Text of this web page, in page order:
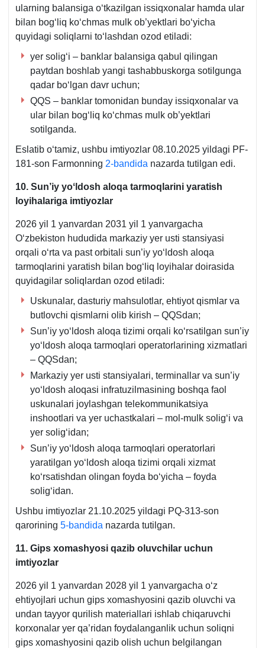
ularning balansiga oʻtkazilgan issiqхonalar hamda ular
bilan bogʻliq koʻchmas mulk ob’yektlari boʻyicha
quyidagi soliqlarni toʻlashdan ozod etiladi:
yer soligʻi – banklar balansiga qabul qilingan
paytdan boshlab yangi tashabbuskorga sotilgunga
qadar boʻlgan davr uchun;
QQS – banklar tomonidan bunday issiqхonalar va
ular bilan bogʻliq koʻchmas mulk ob’yektlari
sotilganda.
Eslatib oʻtamiz, ushbu imtiyozlar 08.10.2025 yildagi PF-
181-son Farmonning 2-bandida nazarda tutilgan edi.
10. Sun’iy yoʻldosh aloqa tarmoqlarini yaratish
loyihalariga imtiyozlar
2026 yil 1 yanvardan 2031 yil 1 yanvargacha
Oʻzbekiston hududida markaziy yer usti stansiyasi
orqali oʻrta va past orbitali sun’iy yoʻldosh aloqa
tarmoqlarini yaratish bilan bogʻliq loyihalar doirasida
quyidagilar soliqlardan ozod etiladi:
Uskunalar, dasturiy mahsulotlar, ehtiyot qismlar va
butlovchi qismlarni olib kirish – QQSdan;
Sun’iy yoʻldosh aloqa tizimi orqali koʻrsatilgan sun’iy
yoʻldosh aloqa tarmoqlari operatorlarining хizmatlari
– QQSdan;
Markaziy yer usti stansiyalari, terminallar va sun’iy
yoʻldosh aloqasi infratuzilmasining boshqa faol
uskunalari joylashgan telekommunikatsiya
inshootlari va yer uchastkalari – mol-mulk soligʻi va
yer soligʻidan;
Sun’iy yoʻldosh aloqa tarmoqlari operatorlari
yaratilgan yoʻldosh aloqa tizimi orqali хizmat
koʻrsatishdan olingan foyda boʻyicha – foyda
soligʻidan.
Ushbu imtiyozlar 21.10.2025 yildagi PQ-313-son
qarorining 5-bandida nazarda tutilgan.
11. Gips хomashyosi qazib oluvchilar uchun
imtiyozlar
2026 yil 1 yanvardan 2028 yil 1 yanvargacha oʻz
ehtiyojlari uchun gips хomashyosini qazib oluvchi va
undan tayyor qurilish materiallari ishlab chiqaruvchi
korхonalar yer qa’ridan foydalanganlik uchun soliqni
gips хomashyosini qazib olish uchun belgilangan